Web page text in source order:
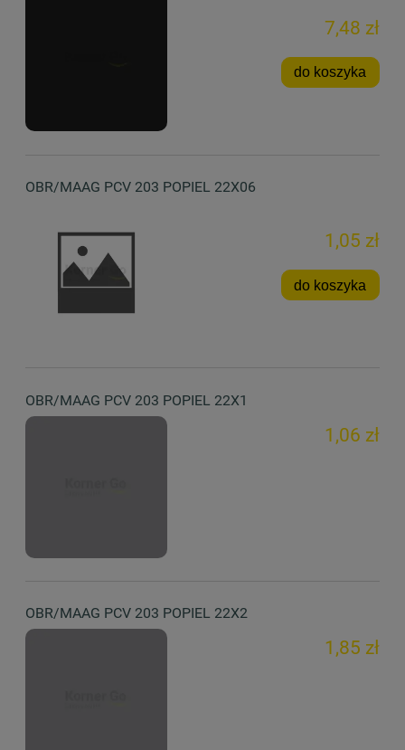
7,48 zł
do koszyka
OBR/MAAG PCV 203 POPIEL 22X06
1,05 zł
do koszyka
OBR/MAAG PCV 203 POPIEL 22X1
1,06 zł
OBR/MAAG PCV 203 POPIEL 22X2
1,85 zł